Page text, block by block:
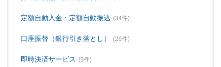
定額自動入金・定額自動振込 (34件)
口座振替（銀行引き落とし） (26件)
即時決済サービス (9件)